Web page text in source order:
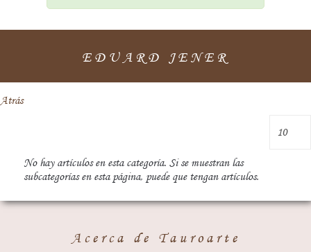
EDUARD JENER
Atrás
No hay artículos en esta categoría. Si se muestran las
subcategorías en esta página, puede que tengan artículos.
Acerca de Tauroarte